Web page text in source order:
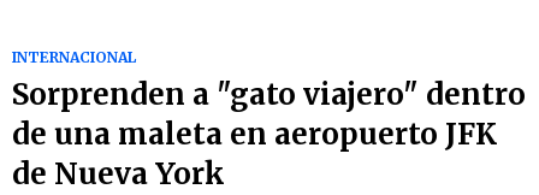
INTERNACIONAL
Sorprenden a "gato viajero" dentro
de una maleta en aeropuerto JFK
de Nueva York